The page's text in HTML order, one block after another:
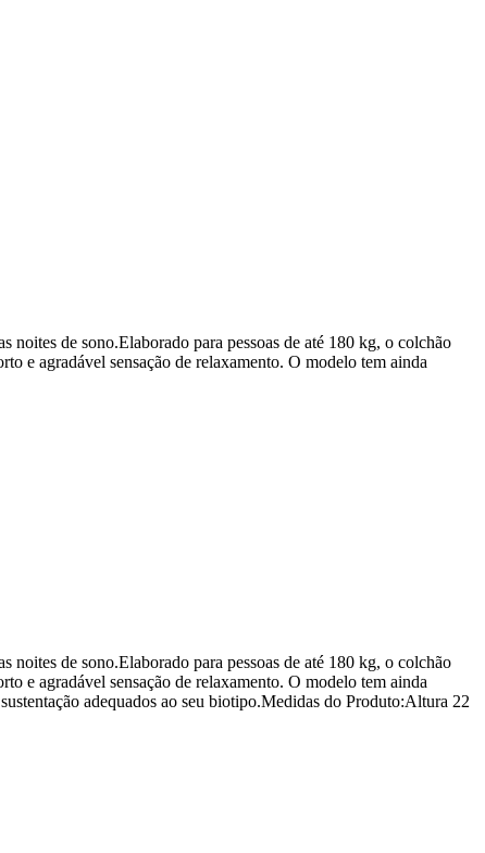
de sono.Elaborado para pessoas de até 180 kg, o colchão
e agradável sensação de relaxamento. O modelo tem ainda
de sono.Elaborado para pessoas de até 180 kg, o colchão
e agradável sensação de relaxamento. O modelo tem ainda
adequados ao seu biotipo.Medidas do Produto:Altura 22